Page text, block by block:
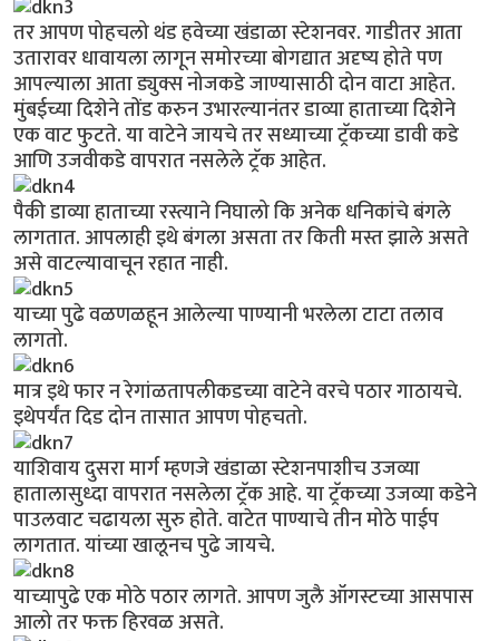
तर आपण पोहचलो थंड हवेच्या खंडाळा स्टेशनवर. गाडीतर आता
उतारावर धावायला लागून समोरच्या बोगद्यात अदृष्य होते पण
आपल्याला आता ड्युक्स नोजकडे जाण्यासाठी दोन वाटा आहेत.
मुंबईच्या दिशेने तोंड करुन उभारल्यानंतर डाव्या हाताच्या दिशेने
एक वाट फुटते. या वाटेने जायचे तर सध्याच्या ट्रॅकच्या डावी कडे
आणि उजवीकडे वापरात नसलेले ट्रॅक आहेत.
पैकी डाव्या हाताच्या रस्त्याने निघालो कि अनेक धनिकांचे बंगले
लागतात. आपलाही इथे बंगला असता तर किती मस्त झाले असते
असे वाटल्यावाचून रहात नाही.
याच्या पुढे वळणळहून आलेल्या पाण्यानी भरलेला टाटा तलाव
लागतो.
मात्र इथे फार न रेगांळतापलीकडच्या वाटेने वरचे पठार गाठायचे.
इथेपर्यंत दिड दोन तासात आपण पोहचतो.
याशिवाय दुसरा मार्ग म्हणजे खंडाळा स्टेशनपाशीच उजव्या
हातालासुध्दा वापरात नसलेला ट्रॅक आहे. या ट्रॅकच्या उजव्या कडेने
पाउलवाट चढायला सुरु होते. वाटेत पाण्याचे तीन मोठे पाईप
लागतात. यांच्या खालूनच पुढे जायचे.
याच्यापुढे एक मोठे पठार लागते. आपण जुलै ऑगस्टच्या आसपास
आलो तर फक्त हिरवळ असते.